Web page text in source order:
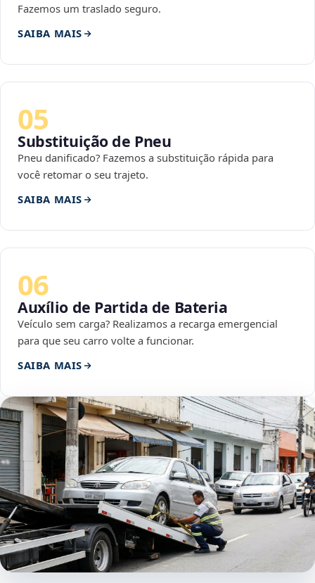
Fazemos um traslado seguro.
SAIBA MAIS
05
Substituição de Pneu
Pneu danificado? Fazemos a substituição rápida para
você retomar o seu trajeto.
SAIBA MAIS
06
Auxílio de Partida de Bateria
Veículo sem carga? Realizamos a recarga emergencial
para que seu carro volte a funcionar.
SAIBA MAIS